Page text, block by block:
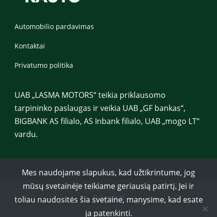
Automobilio pardavimas
Kontaktai
Privatumo politika
UAB „LASMA MOTORS“ teikia priklausomo
tarpininko paslaugas ir veikia UAB „GF bankas“,
BIGBANK AS filialo, AS Inbank filialo, UAB „mogo LT“
vardu.
© kauto.lt
Mes naudojame slapukus, kad užtikrintume, jog
mūsų svetainėje teikiame geriausią patirtį. Jei ir
toliau naudositės šia svetaine, manysime, kad esate
ja patenkinti.